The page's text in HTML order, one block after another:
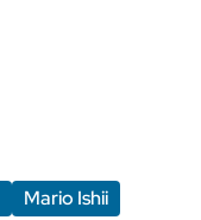
Mario Ishii